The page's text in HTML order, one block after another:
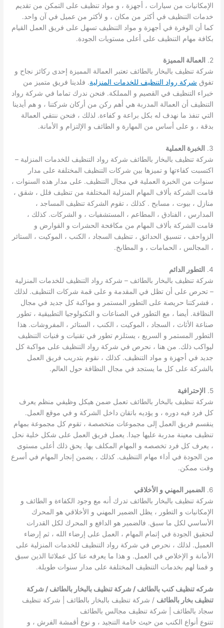
الإمكانيات من سيارات ، أجهزة ، و مواد تنظيف على التمكن من تقديم
خدمات التنظيف في أكثر من مكان ، و لأكثر من عميل في آن واحد.
كما أن الوفرة في أجهزة و مواد التنظيف تسهل على فريق العمل القيام
بكافة مهام التنظيف على أعلى مستويات الجودة.
2.
العمالة المميزة
شركة تنظيف بالبخار بالطائف تعتبر العمالة المميزة إحدى ركائز نجاح و
تفوق شركة رواد التنظيف للخدمات المنزلية. فلدينا فريق متميز من
خبراء التنظيف في القصيم و المملكة. فنحن ندرك تماما في شركة رواد
التنظيف أن العمالة المدربة هي أهم ركن من أركان شركتنا ، و هم أيدينا
التي تنفذ ما نهدف له بكل براعة و كفاءة. لذلك ، فنحن ننتقي العمالة
بدقة ، و على أساس من المهارة و الطائف و الإلتزام و الأمانة.
3.
الخبرة العملية
شركة تنظيف بالبخار بالطائف شركة رواد التنظيف للخدمات المنزلية –
اكتسبت كفاءتها و تميزها بين شركات التنظيف المختلفة على مدار
سنوات من الخبرة العملية في مجال التنظيف. على مدار هذه السنوات ،
قامت الشركة بألاف المهام المنزلية المختلفة من تنظيف فلل ، شقق ،
منازل ، بيوت ، مسابح . كذلك ، تقوم الشركة تنظيف المساجد ،
المدارس ، الفنادق ، المطاعم ، المستشفيات ، و الشركات. كذلك ،
قامت الشركة بألاف المهام من مكافحة الحشرات و القوارض و
الزواحف ، تنسيق الحدائق ، تنظيف السجاد ، الكنب ، الموكيت ، الستائر
، المجالس ، الحمامات ، و المطابخ.
4.
التطور الدائم
شركة تنظيف بالبخار بالطائف – شركة رواد التنظيف للخدمات المنزلية
– تحرص على أن تظل في المقدمة و على قمة شركات التنظيف. لذلك
، فشركتنا حريصة على التطور المستمر و مواكبة كل جديد في مجال
النظافة. أيضا ، مع التطور في الصناعات و التكنولوجيا التطبيقية ، تطور
صناعة الأثاث ، السجاد ، الموكيت ، الكنب ، الستائر ، المفروشات. هذا
التطور المستمر و السريع ، يستلزم تطور في تقنيات و فنيات التنظيف
ليواكب ذلك. من هنا ، نحرص في شركة رواد التنظيف على مواكبة كل
جديد في أجهزة و مواد التنظيف. كذلك ، نقوم بتدريب فريق العمل
بالشركة على كل ما يستجد في مجال النظافة حول العالم.
5.
الإحترافية
شركة تنظيف بالبخار بالطائف تعمل ضمن هيكل وظيفي منظم يعرف
كل فرد فيه دوره ، و يؤديه باتقان داخل الشركة و في موقع العمل.
ينقسم فريق العمل إلى مجموعات متخصصة ، تقوم كل مجموعة بمهام
تنظيف معينة مدربة عليها جيدا. يعمل فريق العمل على شكل خلية نحل
، يعرف كل فرد تخصصه و المهام المكلف بها. يحق ذلك أعلى مستوى
من الجودة في أداء مهام التنظيف. كذلك ، يضمن إنجار المهام في أسرع
وقت ممكن.
6.
الضمير المهني و الأخلاقي
شركة تنظيف بالبخار بالطائف تدرك أنه مع وجود الكفاءة و الطائف و
الإمكانيات و التطور ، يظل الضمير المهني و الأخلاقي هو المحرك
الأساسي لكل ما سبق. فالضمير هو الدافع و المحرك لكل القدرات
لتحقيق الجودة في إتمام المهام ، العمل على إرضاء الله ، ثم إرضاء
العميل. لذلك ، نحرص في شركة رواد التنظيف للخدمات المنزلية على
الأمانة و الإخلاص في العمل. و هذا ما يعرفه عنا كل عملائنا الذين سبق
و قمنا لهم بخدمات التنظيف المختلفة على مدار سنوات طويلة.
شركه تنظيف كنب بالطائف / شركة تنظيف بالبخار بالطائف / شركة
تنظيف بخار بالطائف / شركة تنظيف بالبخار بالطائف | شركة تنظيف
سجاد بالطائف | شركة تنظيف مجالس بالطائف
تتنوع أنواع الكنب من حيث خامة التنجيد ، و نوع أقمشة الفرش ، و